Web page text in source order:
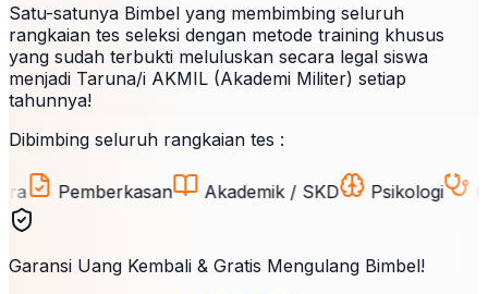
Satu-satunya Bimbel yang membimbing seluruh
rangkaian tes seleksi dengan metode training khusus
yang sudah terbukti meluluskan secara legal siswa
menjadi Taruna/i AKMIL (Akademi Militer) setiap
tahunnya!
Dibimbing seluruh rangkaian tes :
Akademik / SKD Psikologi
Garansi Uang Kembali & Gratis Mengulang Bimbel!